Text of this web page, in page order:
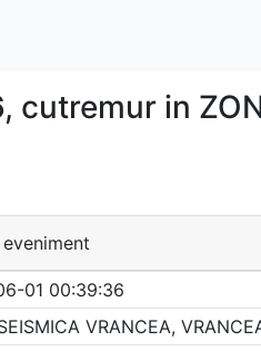
in
01 00:39:36
VRANCEA,